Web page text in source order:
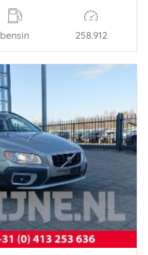
bensin 258.912